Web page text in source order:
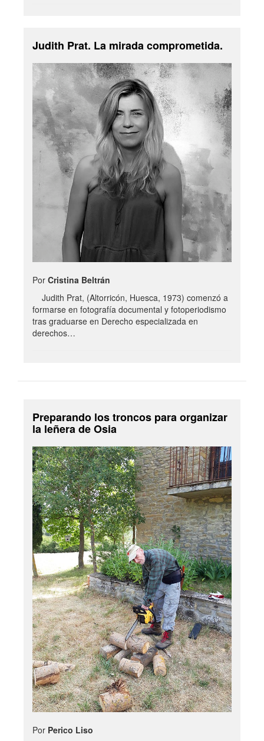
Judith Prat. La mirada comprometida.
Por Cristina Beltrán
Judith Prat, (Altorricón, Huesca, 1973) comenzó a
formarse en fotografía documental y fotoperiodismo
tras graduarse en Derecho especializada en
derechos…
Preparando los troncos para organizar
la leñera de Osia
Por Perico Liso